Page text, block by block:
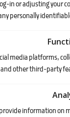
in or adjusting your
personally
media platforms,
other third-party
information on